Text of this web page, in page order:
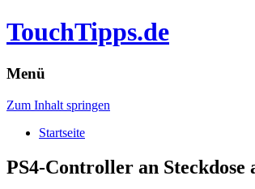
TouchTipps.de
Menü
Zum Inhalt springen
Startseite
PS4-Controller an Steckdose